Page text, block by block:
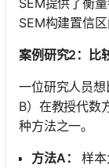
SEM构建置信区
案例研究2：比
一位研究人员
B）在教授代数
种方法之一。
方法A：
样